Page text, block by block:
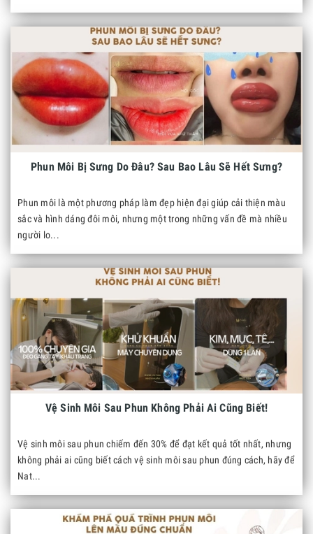
Phun Môi Bị Sưng Do Đâu? Sau Bao Lâu Sẽ Hết Sưng?
Phun môi là một phương pháp làm đẹp hiện đại giúp cải thiện màu
sắc và hình dáng đôi môi, nhưng một trong những vấn đề mà nhiều
người lo...
Vệ Sinh Môi Sau Phun Không Phải Ai Cũng Biết!
Vệ sinh môi sau phun chiếm đến 30% để đạt kết quả tốt nhất, nhưng
không phải ai cũng biết cách vệ sinh môi sau phun đúng cách, hãy để
Nat...